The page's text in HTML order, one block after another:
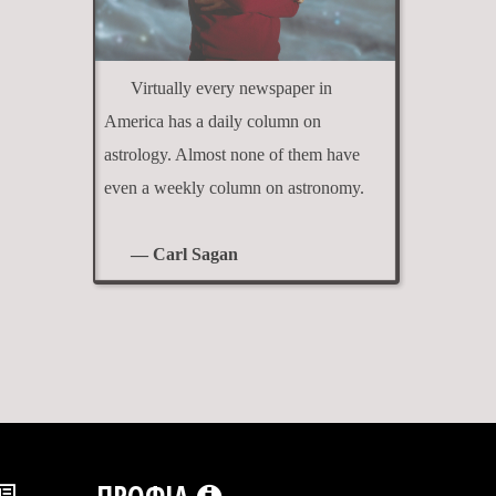
Virtually every newspaper in
America has a daily column on
astrology. Almost none of them have
even a weekly column on astronomy.
— Carl Sagan